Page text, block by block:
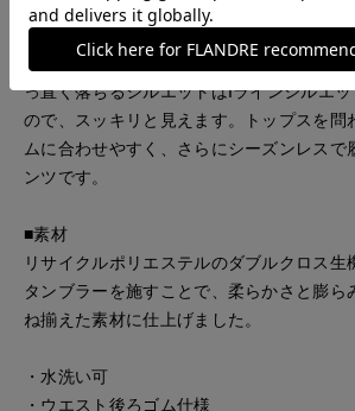
ウエストゴムのイージー仕様の1タックワ
のフロント部分はベルトになっているので
した際の見た目が綺麗に見えます。裾を広
っ直ぐ落ちるシルエットはIラインシルエ
ので、スッキリと見えます。トップスを問
ムに合わせやすく、さらにシーズンレスで
ンツです。
■素材
リサイクルポリエステルのダブルクロス生
タンブラーを施すことで、柔らかさと膨ら
ね揃えた素材に仕上げました。
・水洗い可
・ウエスト後ろゴム仕様